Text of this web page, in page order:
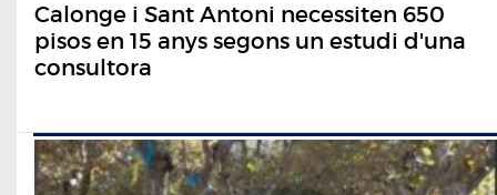
Calonge i Sant Antoni necessiten 650
pisos en 15 anys segons un estudi d'una
consultora